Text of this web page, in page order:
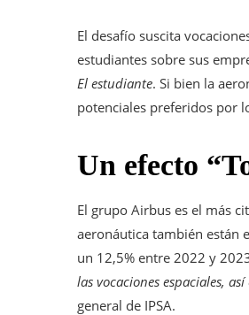
El desafío suscita
estudiantes sobre sus
El estudiante. Si bien la
potenciales preferidos por
Un efecto
El grupo Airbus es el más
aeronáutica también están
un 12,5% entre 2022 y
las vocaciones espaciales,
general de IPSA.